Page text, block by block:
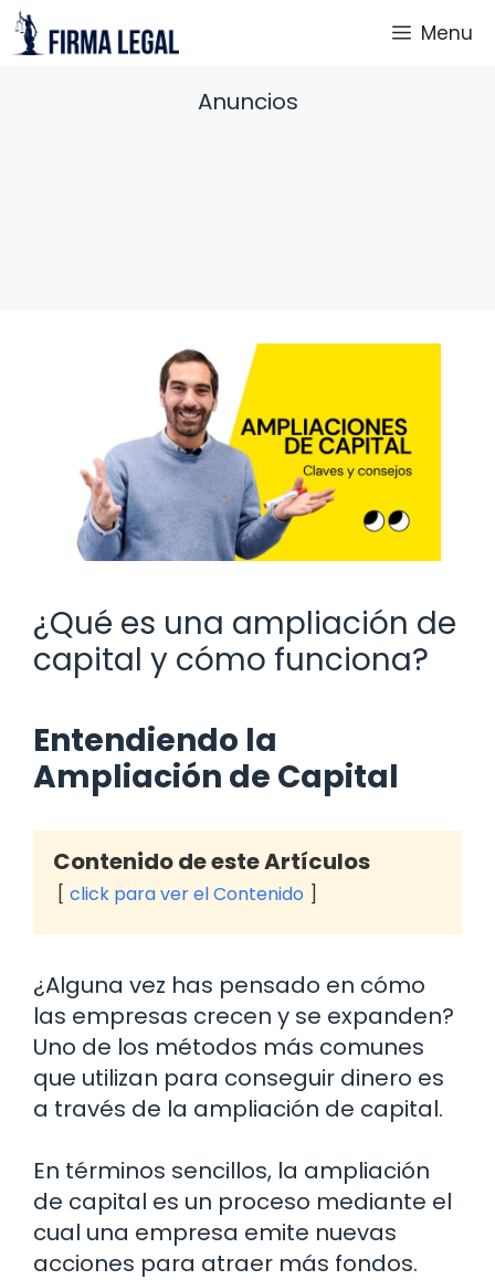
Saltar
al
Menu
Anuncios
¿Qué es una ampliación de
capital y cómo funciona?
Entendiendo la
Ampliación de Capital
Contenido de este Artículos
click para ver el Contenido
¿Alguna vez has pensado en cómo
las empresas crecen y se expanden?
Uno de los métodos más comunes
que utilizan para conseguir dinero es
a través de la ampliación de capital.
En términos sencillos, la ampliación
de capital es un proceso mediante el
cual una empresa emite nuevas
acciones para atraer más fondos.